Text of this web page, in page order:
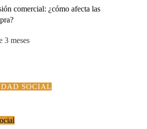
comercial: ¿cómo afecta las
3 meses
SOCIAL